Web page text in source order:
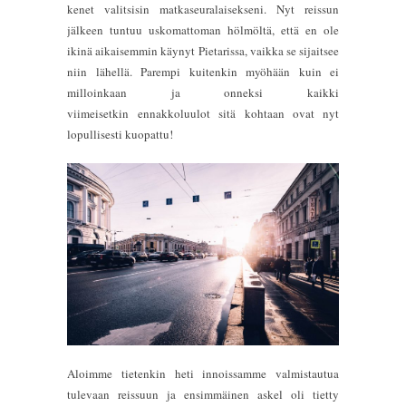
kenet valitsisin matkaseuralaisekseni. Nyt reissun
jälkeen tuntuu uskomattoman hölmöltä, että en ole
ikinä aikaisemmin käynyt Pietarissa, vaikka se sijaitsee
niin lähellä. Parempi kuitenkin myöhään kuin ei
milloinkaan ja onneksi kaikki
viimeisetkin ennakkoluulot sitä kohtaan ovat nyt
lopullisesti kuopattu!
Aloimme tietenkin heti innoissamme valmistautua
tulevaan reissuun ja ensimmäinen askel oli tietty